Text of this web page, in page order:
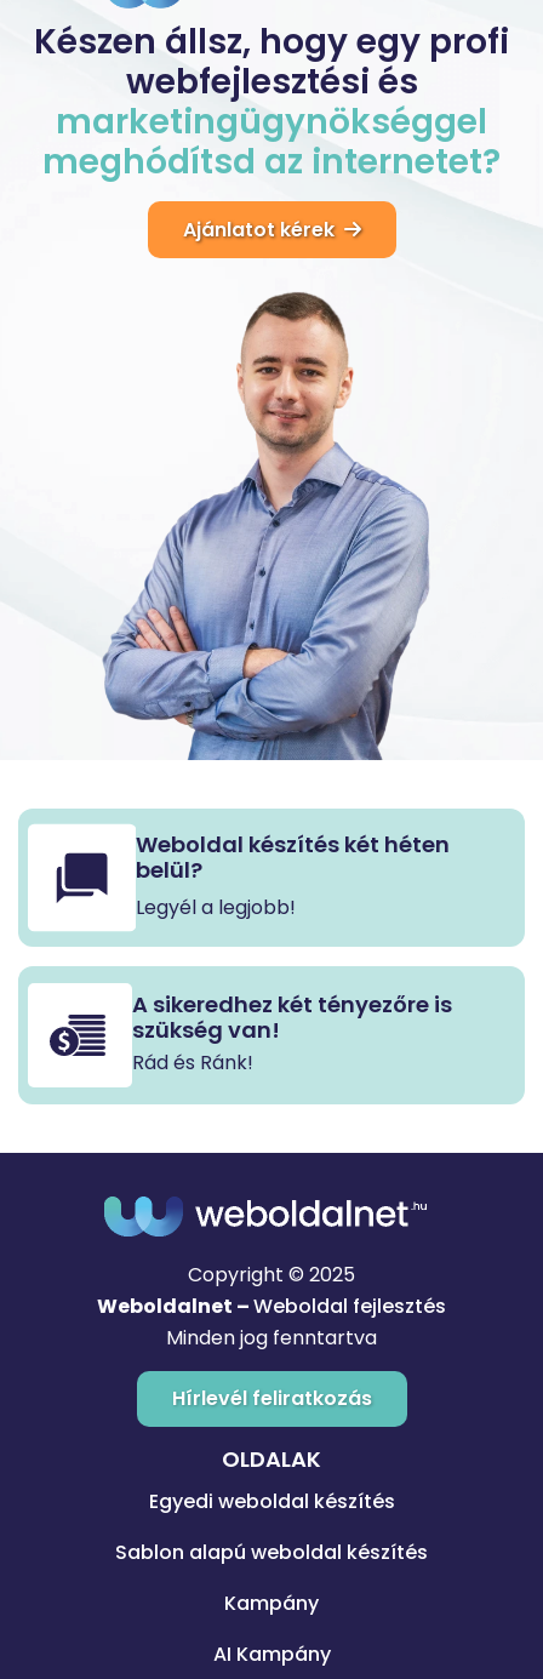
Készen állsz, hogy egy profi
webfejlesztési és
marketingügynökséggel
meghódítsd az internetet?
Ajánlatot kérek
Weboldal készítés két héten
belül?
Legyél a legjobb!
A sikeredhez két tényezőre is
szükség van!
Rád és Ránk!
Copyright © 2025
Weboldalnet –Weboldal fejlesztés
Minden jog fenntartva
Hírlevél feliratkozás
OLDALAK
Egyedi weboldal készítés
Sablon alapú weboldal készítés
Kampány
AI Kampány